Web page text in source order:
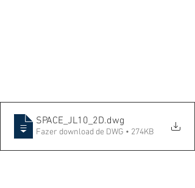
SPACE_JL10_2D.dwg
Fazer download de DWG • 274KB